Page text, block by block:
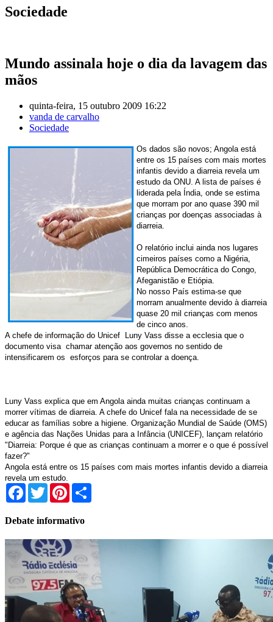
Sociedade
Mundo assinala hoje o dia da lavagem das
mãos
quinta-feira, 15 outubro 2009 16:22
vanda de carvalho
Sociedade
Os dados são novos; Angola está
entre os 15 países com mais mortes
infantis devido a diarreia revela um
estudo da ONU. A lista de países é
liderada pela Índia, onde se estima
que morram por ano quase 390 mil
crianças por doenças associadas à
diarreia.
O relatório inclui ainda nos lugares
cimeiros países como a Nigéria,
República Democrática do Congo,
Afeganistão e Etiópia.
No nosso País estima-se que
morram anualmente devido à diarreia
quase 20 mil crianças com menos
de cinco anos.
A chefe de informação do Unicef Luny Vass disse a ecclesia que o
documento visa chamar atenção aos governos no sentido de
intensificarem os esforços para se controlar a doença.
Luny Vass explica que em Angola ainda muitas crianças continuam a
morrer vítimas de diarreia. A chefe do Unicef fala na necessidade de se
educar as famílias sobre a higiene. Organização Mundial de Saúde (OMS)
e agência das Nações Unidas para a Infância (UNICEF), lançam relatório
"Diarreia: Porque é que as crianças continuam a morrer e o que é possível
fazer?"
Angola está entre os 15 países com mais mortes infantis devido a diarreia
revela um estudo.
Facebook
TwitterPinterest
Debate informativo